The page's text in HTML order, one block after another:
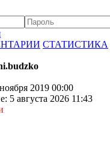
СТАТИСТИКА
2019 00:00
5 августа 2026 11:43